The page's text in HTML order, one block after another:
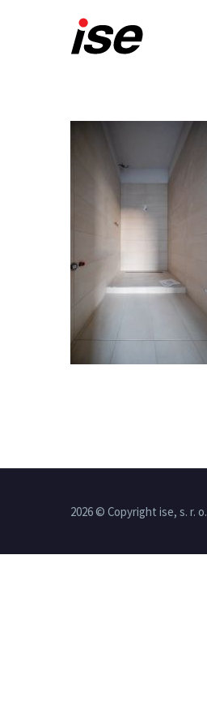
2026 © Copyright ise, s. r. o.